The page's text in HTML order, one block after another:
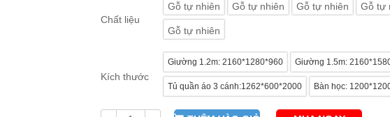
Chất liệu
Gỗ tự nhiên Gỗ tự nhiên Gỗ tự nhiên Gỗ tự
Gỗ tự nhiên
Kích thước
Giường 1.2m: 2160*1280*960 Giường 1.5m:
Tủ quần áo 3 cánh:1262*600*2000 Bàn học: